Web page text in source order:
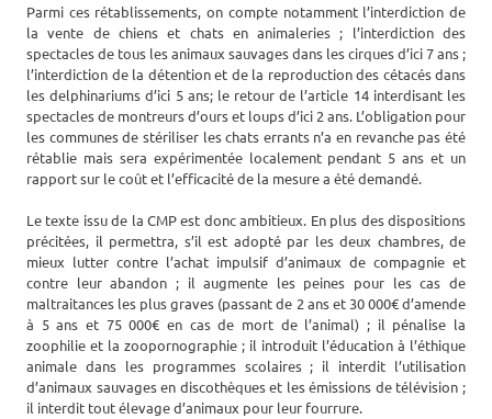
Parmi ces rétablissements, on compte notamment l’interdiction de
la vente de chiens et chats en animaleries ; l’interdiction des
spectacles de tous les animaux sauvages dans les cirques d’ici 7 ans ;
l’interdiction de la détention et de la reproduction des cétacés dans
les delphinariums d’ici 5 ans; le retour de l’article 14 interdisant les
spectacles de montreurs d’ours et loups d’ici 2 ans. L’obligation pour
les communes de stériliser les chats errants n’a en revanche pas été
rétablie mais sera expérimentée localement pendant 5 ans et un
rapport sur le coût et l’efficacité de la mesure a été demandé.
Le texte issu de la CMP est donc ambitieux. En plus des dispositions
précitées, il permettra, s’il est adopté par les deux chambres, de
mieux lutter contre l’achat impulsif d’animaux de compagnie et
contre leur abandon ; il augmente les peines pour les cas de
maltraitances les plus graves (passant de 2 ans et 30 000€ d’amende
à 5 ans et 75 000€ en cas de mort de l’animal) ; il pénalise la
zoophilie et la zoopornographie ; il introduit l’éducation à l’éthique
animale dans les programmes scolaires ; il interdit l’utilisation
d’animaux sauvages en discothèques et les émissions de télévision ;
il interdit tout élevage d’animaux pour leur fourrure.